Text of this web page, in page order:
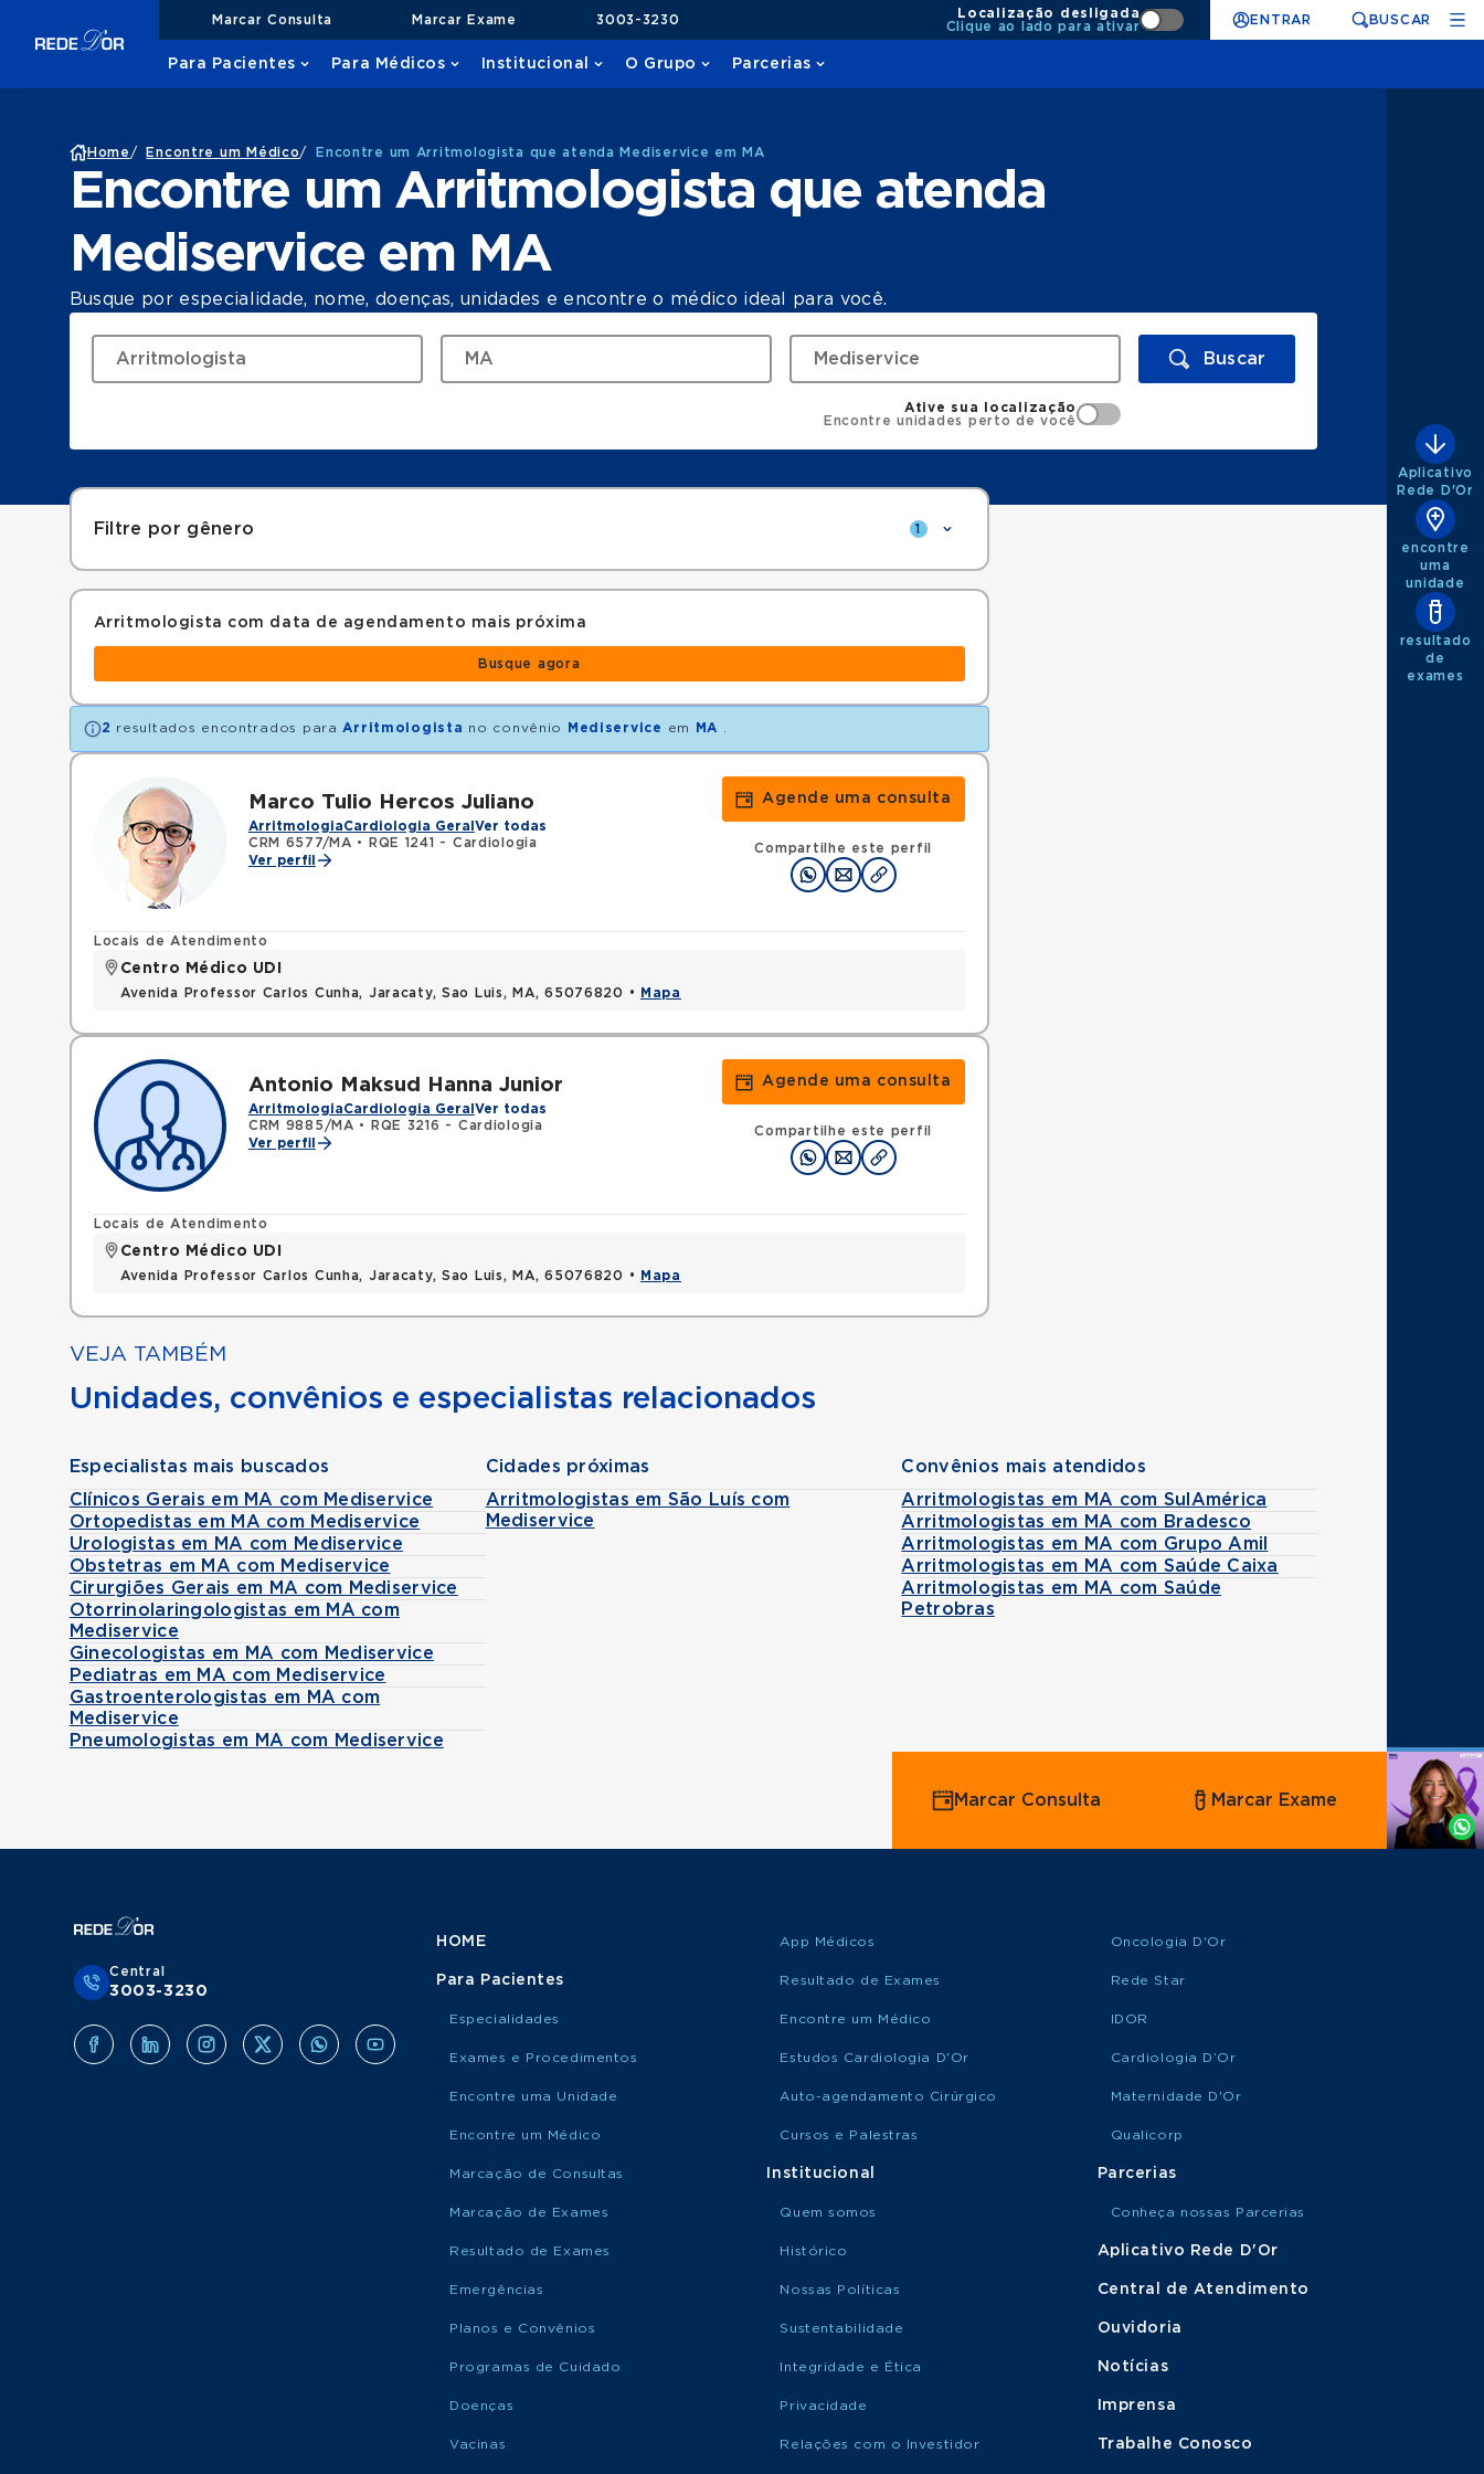
Marcar Consulta Marcar Exame 3003-3230
Localização desligada
Clique ao lado para ativar
ENTRAR BUSCAR
Para Pacientes Para Médicos Institucional O Grupo Parcerias
Home / Encontre um Médico/ Encontre um Arritmologista que atenda Mediservice em MA
Encontre um Arritmologista que atenda
Mediservice em MA
Busque por especialidade, nome, doenças, unidades e encontre o médico ideal para você.
Buscar
Ative sua localização
Encontre unidades perto de você
Filtre por gênero 1
Arritmologista com data de agendamento mais próxima
Busque agora
2 resultados encontrados para Arritmologista no convênio Mediservice em MA
Marco Tulio Hercos Juliano
ArritmologiaCardiologia Geral Ver todas
CRM 6577/MA •
RQE 1241 - Cardiologia
Ver perfil
Agende uma consulta
Compartilhe este perfil
Locais de Atendimento
Centro Médico UDI
Avenida Professor Carlos Cunha, Jaracaty, Sao Luis, MA, 65076820 • Mapa
Antonio Maksud Hanna Junior
ArritmologiaCardiologia Geral Ver todas
CRM 9885/MA •
RQE 3216 - Cardiologia
Ver perfil
Agende uma consulta
Compartilhe este perfil
Locais de Atendimento
Centro Médico UDI
Avenida Professor Carlos Cunha, Jaracaty, Sao Luis, MA, 65076820 • Mapa
VEJA TAMBÉM
Unidades, convênios e especialistas relacionados
Especialistas mais buscados
Clínicos Gerais em MA com Mediservice
Ortopedistas em MA com Mediservice
Urologistas em MA com Mediservice
Obstetras em MA com Mediservice
Cirurgiões Gerais em MA com Mediservice
Otorrinolaringologistas em MA com
Mediservice
Ginecologistas em MA com Mediservice
Pediatras em MA com Mediservice
Gastroenterologistas em MA com
Mediservice
Pneumologistas em MA com Mediservice
Cidades próximas
Arritmologistas em São Luís com
Mediservice
Convênios mais atendidos
Arritmologistas em MA com SulAmérica
Arritmologistas em MA com Bradesco
Arritmologistas em MA com Grupo Amil
Arritmologistas em MA com Saúde Caixa
Arritmologistas em MA com Saúde
Petrobras
Aplicativo
Rede D'Or
encontre
uma
unidade
resultado
de
exames
Agende
Whatsapp
Marcar Consulta Marcar Exame
Central
3003-3230
HOME
Para Pacientes
Especialidades
Exames e Procedimentos
Encontre uma Unidade
Encontre um Médico
Marcação de Consultas
Marcação de Exames
Resultado de Exames
Emergências
Planos e Convênios
Programas de Cuidado
Doenças
Vacinas
App Médicos
Resultado de Exames
Encontre um Médico
Estudos Cardiologia D'Or
Auto-agendamento Cirúrgico
Cursos e Palestras
Institucional
Quem somos
Histórico
Nossas Políticas
Sustentabilidade
Integridade e Ética
Privacidade
Relações com o Investidor
Oncologia D'Or
Rede Star
IDOR
Cardiologia D’Or
Maternidade D'Or
Qualicorp
Parcerias
Conheça nossas Parcerias
Aplicativo Rede D'Or
Central de Atendimento
Ouvidoria
Notícias
Imprensa
Trabalhe Conosco